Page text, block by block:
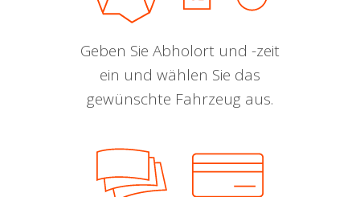
Geben Sie Abholort und -zeit
ein und wählen Sie das
gewünschte Fahrzeug aus.